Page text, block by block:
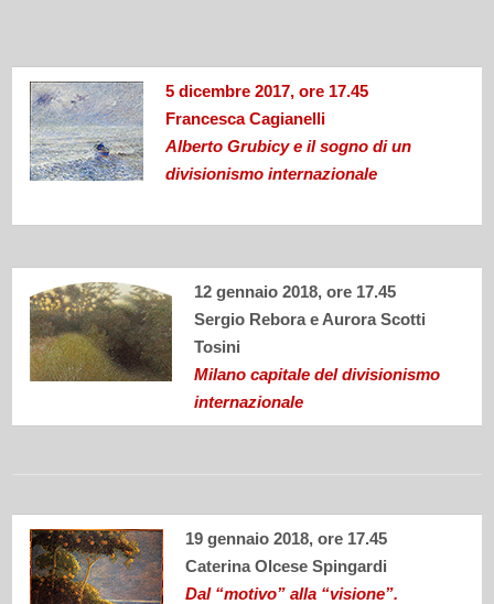
5 dicembre 2017, ore 17.45
Francesca Cagianelli
Alberto Grubicy e il sogno di un
divisionismo internazionale
12 gennaio 2018, ore 17.45
Sergio Rebora e Aurora Scotti
Tosini
Milano capitale del divisionismo
internazionale
19 gennaio 2018, ore 17.45
Caterina Olcese Spingardi
Dal “motivo” alla “visione”.